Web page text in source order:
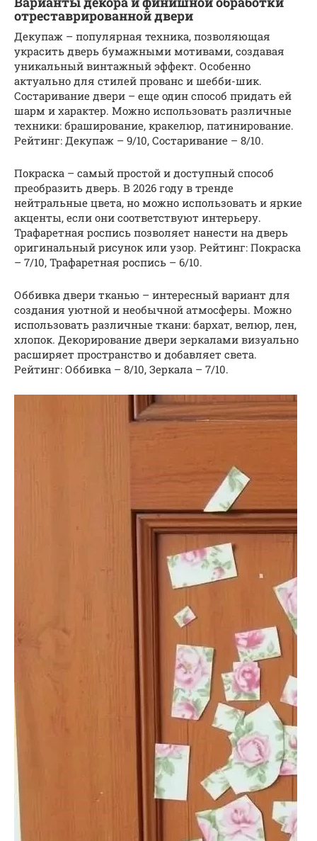
отреставрированной двери
Декупаж – популярная техника, позволяющая
украсить дверь бумажными мотивами, создавая
уникальный винтажный эффект. Особенно
актуально для стилей прованс и шебби-шик.
Состаривание двери – еще один способ придать ей
шарм и характер. Можно использовать различные
техники: браширование, кракелюр, патинирование.
Рейтинг: Декупаж – 9/10, Состаривание – 8/10.
Покраска – самый простой и доступный способ
преобразить дверь. В 2026 году в тренде
нейтральные цвета, но можно использовать и яркие
акценты, если они соответствуют интерьеру.
Трафаретная роспись позволяет нанести на дверь
оригинальный рисунок или узор. Рейтинг: Покраска
– 7/10, Трафаретная роспись – 6/10.
Оббивка двери тканью – интересный вариант для
создания уютной и необычной атмосферы. Можно
использовать различные ткани: бархат, велюр, лен,
хлопок. Декорирование двери зеркалами визуально
расширяет пространство и добавляет света.
Рейтинг: Оббивка – 8/10, Зеркала – 7/10.